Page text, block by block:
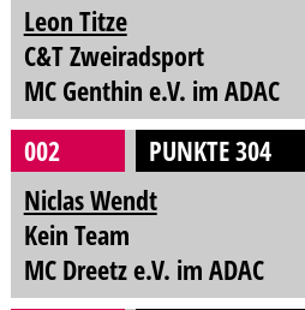
Leon Titze
C&T Zweiradsport
MC Genthin e.V. im ADAC
002
PUNKTE 304
Niclas Wendt
Kein Team
MC Dreetz e.V. im ADAC